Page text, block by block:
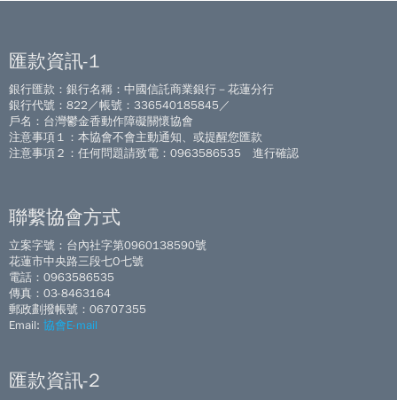
匯款資訊-1
銀行匯款：銀行名稱：中國信託商業銀行－花蓮分行
銀行代號：822／帳號：336540185845／
戶名：台灣鬱金香動作障礙關懷協會
注意事項１：本協會不會主動通知、或提醒您匯款
注意事項２：任何問題請致電：0963586535 進行確認
聯繫協會方式
立案字號：台內社字第0960138590號
花蓮市中央路三段七O七號
電話：0963586535
傳真：03-8463164
郵政劃撥帳號：06707355
Email: 協會E-mail
匯款資訊-2